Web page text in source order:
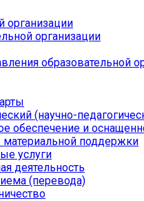
организации
организации
образовательной
(научно-
обеспечение и
поддержки
услуги
деятельность
(перевода)